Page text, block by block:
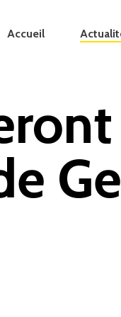
Accueil